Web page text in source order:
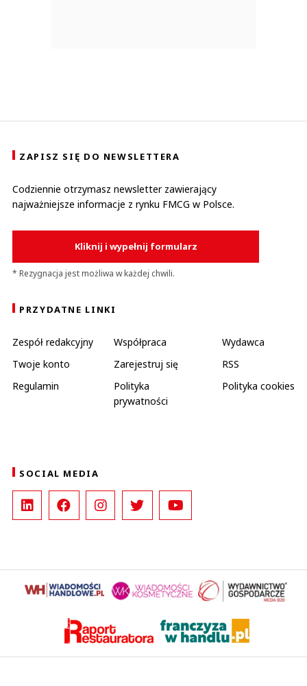
ZAPISZ SIĘ DO NEWSLETTERA
Codziennie otrzymasz newsletter zawierający
najważniejsze informacje z rynku FMCG w Polsce.
Kliknij i wypełnij formularz
* Rezygnacja jest możliwa w każdej chwili.
PRZYDATNE LINKI
Zespół redakcyjny Współpraca
Wydawca
Twoje konto
Zarejestruj się
RSS
Regulamin
Polityka
prywatności
Polityka cookies
SOCIAL MEDIA